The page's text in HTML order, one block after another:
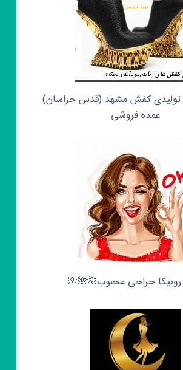
تولیدی کفش مشهد (قدس خراسان)
عمده فروشی
روبیکا حراجی محبوب🌺🌺🌺